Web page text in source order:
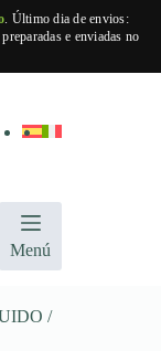
. Último dia de envios:
e enviadas no
Menú
/